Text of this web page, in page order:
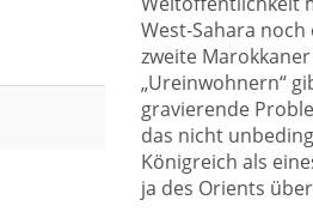
West-Sahara
zweite
„Ureinwohnern“
gravierende
das nicht
Königreich als
ja des Orients